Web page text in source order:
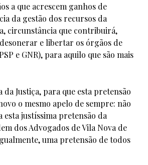
a que acrescem ganhos de
da gestão dos recursos da
circunstância que contribuirá,
e libertar os órgãos de
e GNR), para aquilo que são mais
Justiça, para que esta pretensão
o mesmo apelo de sempre: não
esta justíssima pretensão da
dos Advogados de Vila Nova de
uma pretensão de todos